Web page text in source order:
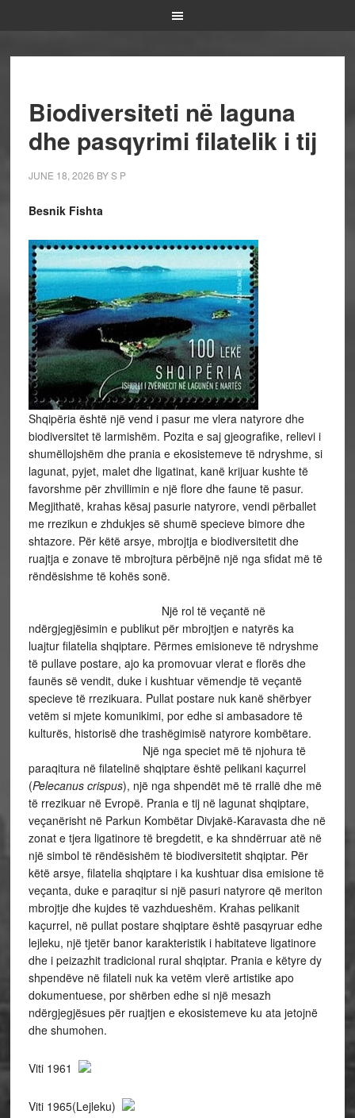
Biodiversiteti në laguna
dhe pasqyrimi filatelik i tij
JUNE 18, 2026 BYS P
Besnik Fishta
Shqipëria është një vend i pasur me vlera natyrore dhe
biodiversitet të larmishëm. Pozita e saj gjeografike, relievi i
shumëllojshëm dhe prania e ekosistemeve të ndryshme, si
lagunat, pyjet, malet dhe ligatinat, kanë krijuar kushte të
favorshme për zhvillimin e një flore dhe faune të pasur.
Megjithatë, krahas kësaj pasurie natyrore, vendi përballet
me rrezikun e zhdukjes së shumë specieve bimore dhe
shtazore. Për këtë arsye, mbrojtja e biodiversitetit dhe
ruajtja e zonave të mbrojtura përbëjnë një nga sfidat më të
rëndësishme të kohës sonë.
Një rol të veçantë në
ndërgjegjësimin e publikut për mbrojtjen e natyrës ka
luajtur filatelia shqiptare. Përmes emisioneve të ndryshme
të pullave postare, ajo ka promovuar vlerat e florës dhe
faunës së vendit, duke i kushtuar vëmendje të veçantë
specieve të rrezikuara. Pullat postare nuk kanë shërbyer
vetëm si mjete komunikimi, por edhe si ambasadore të
kulturës, historisë dhe trashëgimisë natyrore kombëtare.
Një nga speciet më të njohura të
paraqitura në filatelinë shqiptare është pelikani kaçurrel
(Pelecanus crispus), një nga shpendët më të rrallë dhe më
të rrezikuar në Evropë. Prania e tij në lagunat shqiptare,
veçanërisht në Parkun Kombëtar Divjakë-Karavasta dhe në
zonat e tjera ligatinore të bregdetit, e ka shndërruar atë në
një simbol të rëndësishëm të biodiversitetit shqiptar. Për
këtë arsye, filatelia shqiptare i ka kushtuar disa emisione të
veçanta, duke e paraqitur si një pasuri natyrore që meriton
mbrojtje dhe kujdes të vazhdueshëm. Krahas pelikanit
kaçurrel, në pullat postare shqiptare është pasqyruar edhe
lejleku, një tjetër banor karakteristik i habitateve ligatinore
dhe i peizazhit tradicional rural shqiptar. Prania e këtyre dy
shpendëve në filateli nuk ka vetëm vlerë artistike apo
dokumentuese, por shërben edhe si një mesazh
ndërgjegjësues për ruajtjen e ekosistemeve ku ata jetojnë
dhe shumohen.
Viti 1961
Viti 1965(Lejleku)